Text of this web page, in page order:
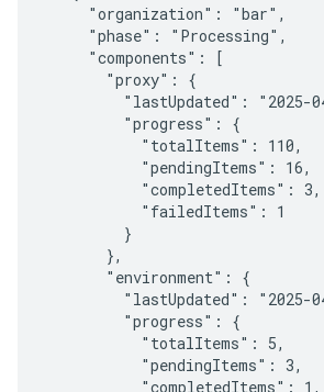
     "organization": "bar",
     "phase": "Processing",
     "components": [
       "proxy": {
"lastUpdated": "2025-
         "progress": {
           "totalItems": 110,
           "pendingItems": 16,
           "completedItems": 3,
           "failedItems": 1
         }
       },
       "environment": {
"lastUpdated": "2025-
         "progress": {
           "totalItems": 5,
           "pendingItems": 3,
           "completedItems": 1,